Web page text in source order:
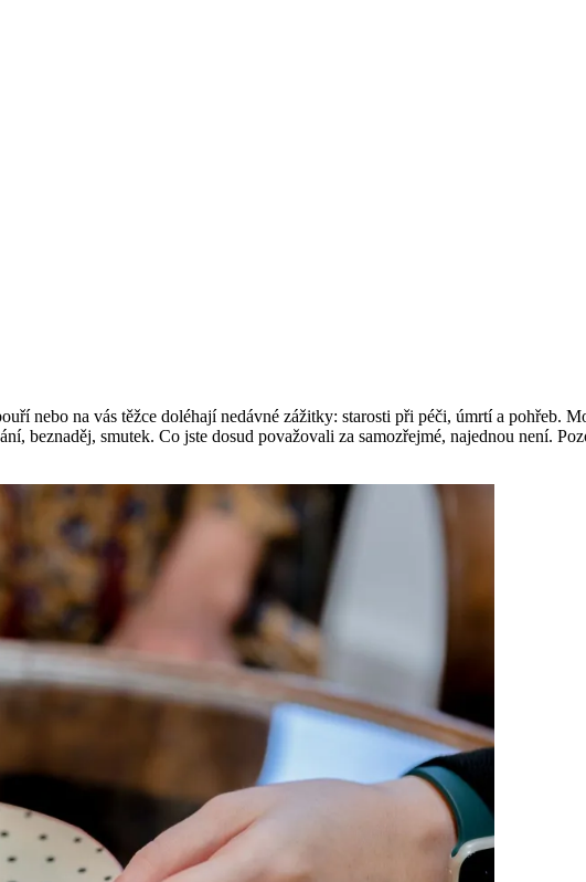
nebo na vás těžce doléhají nedávné zážitky: starosti při péči, úmrtí a pohřeb.
beznaděj, smutek. Co jste dosud považovali za samozřejmé, najednou není.